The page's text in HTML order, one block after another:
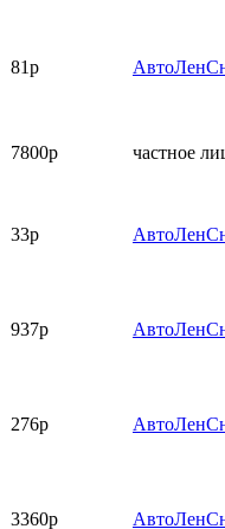
81р
7800р частное
33р
937р
276р
3360р